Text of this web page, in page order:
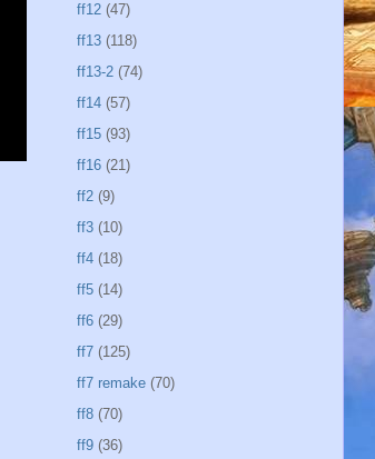
ff12 (47)
ff13 (118)
ff13-2 (74)
ff14 (57)
ff15 (93)
ff16 (21)
ff2 (9)
ff3 (10)
ff4 (18)
ff5 (14)
ff6 (29)
ff7 (125)
ff7 remake (70)
ff8 (70)
ff9 (36)